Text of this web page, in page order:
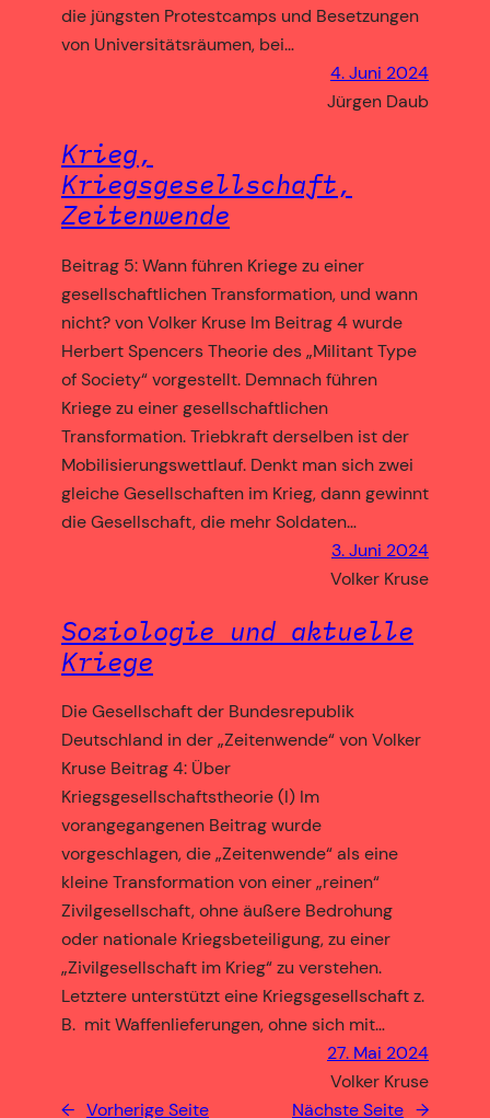
die jüngsten Protestcamps und Besetzungen
von Universitätsräumen, bei…
4. Juni 2024
Jürgen Daub
Krieg,
Kriegsgesellschaft,
Zeitenwende
Beitrag 5: Wann führen Kriege zu einer
gesellschaftlichen Transformation, und wann
nicht? von Volker Kruse Im Beitrag 4 wurde
Herbert Spencers Theorie des „Militant Type
of Society“ vorgestellt. Demnach führen
Kriege zu einer gesellschaftlichen
Transformation. Triebkraft derselben ist der
Mobilisierungswettlauf. Denkt man sich zwei
gleiche Gesellschaften im Krieg, dann gewinnt
die Gesellschaft, die mehr Soldaten…
3. Juni 2024
Volker Kruse
Soziologie und aktuelle
Kriege
Die Gesellschaft der Bundesrepublik
Deutschland in der „Zeitenwende“ von Volker
Kruse Beitrag 4: Über
Kriegsgesellschaftstheorie (I) Im
vorangegangenen Beitrag wurde
vorgeschlagen, die „Zeitenwende“ als eine
kleine Transformation von einer „reinen“
Zivilgesellschaft, ohne äußere Bedrohung
oder nationale Kriegsbeteiligung, zu einer
„Zivilgesellschaft im Krieg“ zu verstehen.
Letztere unterstützt eine Kriegsgesellschaft z.
B. mit Waffenlieferungen, ohne sich mit…
27. Mai 2024
Volker Kruse
← Vorherige Seite Nächste Seite →